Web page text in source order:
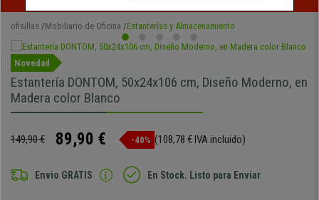
ofisillas Mobiliario de Oficina Estanterías y Almacenamiento
Novedad
Estantería DONTOM, 50x24x106 cm, Diseño Moderno, en
Madera color Blanco
149,90 € 89,90 € -40% (108,78 € IVA incluido)
Envio GRATIS En Stock. Listo para Enviar